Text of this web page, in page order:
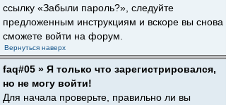
ссылку «Забыли пароль?», следуйте
предложенным инструкциям и вскоре вы снова
сможете войти на форум.
Вернуться наверх
faq#05 » Я только что зарегистрировался,
но не могу войти!
Для начала проверьте, правильно ли вы